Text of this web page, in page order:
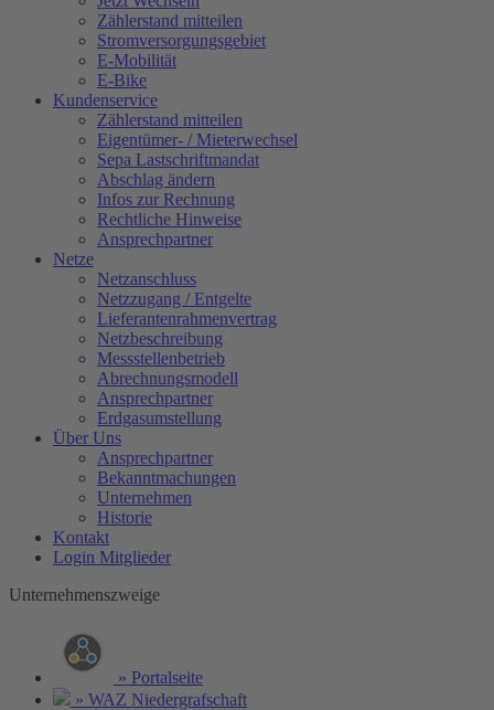
Zählerstand mitteilen
Stromversorgungsgebiet
E-Mobilität
E-Bike
Kundenservice
Zählerstand mitteilen
Eigentümer- / Mieterwechsel
Sepa Lastschriftmandat
Abschlag ändern
Infos zur Rechnung
Rechtliche Hinweise
Ansprechpartner
Netze
Netzanschluss
Netzzugang / Entgelte
Lieferantenrahmenvertrag
Netzbeschreibung
Messstellenbetrieb
Abrechnungsmodell
Ansprechpartner
Erdgasumstellung
Über Uns
Ansprechpartner
Bekanntmachungen
Unternehmen
Historie
Kontakt
Login Mitglieder
Unternehmenszweige
» Portalseite
» WAZ Niedergrafschaft